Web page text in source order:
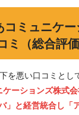
コミュニケ
ミ（総合評価
を悪い口コミとし
ーションズ株式
」と経営統合し「